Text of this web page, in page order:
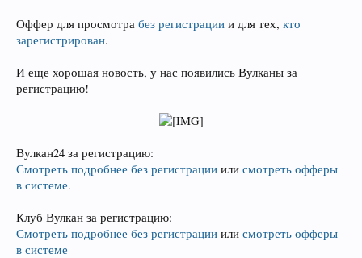
Оффер для просмотра без регистрации и для тех, кто
зарегистрирован.
И еще хорошая новость, у нас появились Вулканы за
регистрацию!
Вулкан24 за регистрацию:
Смотреть подробнее без регистрации или смотреть офферы
в системе.
Клуб Вулкан за регистрацию:
Смотреть подробнее без регистрации или смотреть офферы
в системе